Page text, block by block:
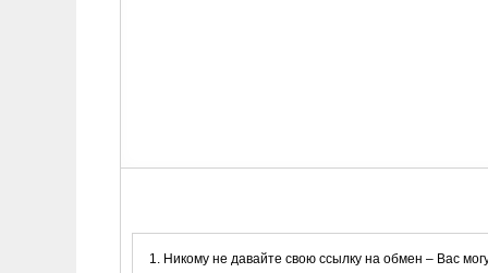
Никому не давайте свою ссылку на обмен – Вас